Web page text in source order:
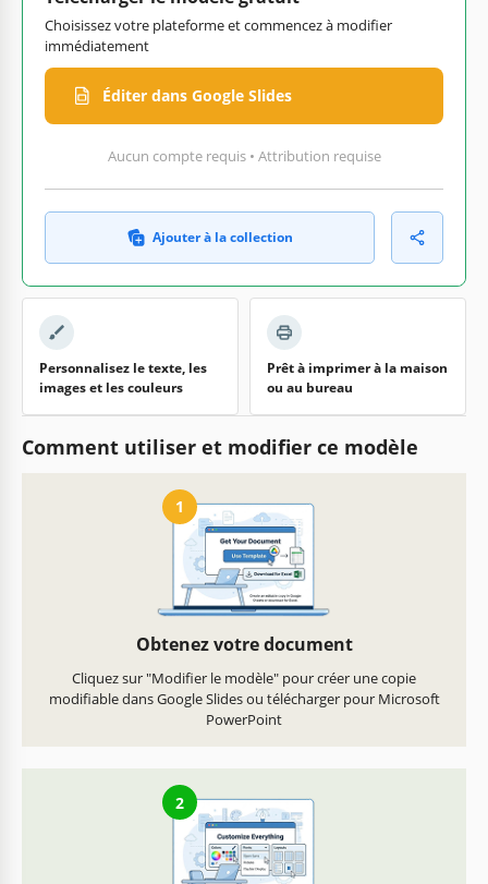
Choisissez votre plateforme et commencez à modifier
immédiatement
Éditer dans Google Slides
Aucun compte requis • Attribution requise
Ajouter à la collection
Personnalisez le texte, les
images et les couleurs
Prêt à imprimer à la maison
ou au bureau
Comment utiliser et modifier ce modèle
1
Obtenez votre document
Cliquez sur "Modifier le modèle" pour créer une copie
modifiable dans Google Slides ou télécharger pour Microsoft
PowerPoint
2